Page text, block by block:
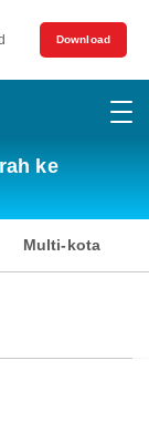
Download
ke
Multi-kota